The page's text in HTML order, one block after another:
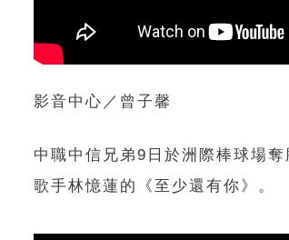
影音中心／曾子馨
中職中信兄弟9日於洲際棒球場奪勝
歌手林憶蓮的《至少還有你》。